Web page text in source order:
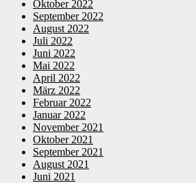
Oktober 2022
September 2022
August 2022
Juli 2022
Juni 2022
Mai 2022
April 2022
März 2022
Februar 2022
Januar 2022
November 2021
Oktober 2021
September 2021
August 2021
Juni 2021